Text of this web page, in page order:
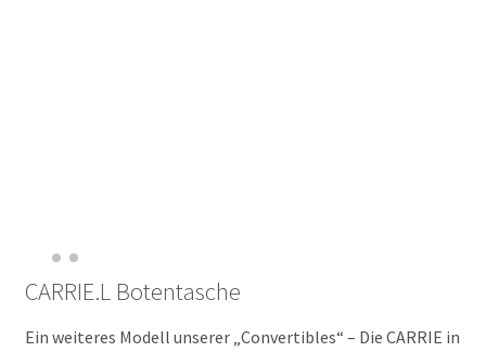
CARRIE.L Botentasche
Ein weiteres Modell unserer „Convertibles“ – Die CARRIE in